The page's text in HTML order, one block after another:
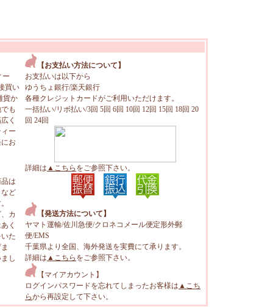
ー
買い
貨か
も
く
ー
お
は
ど
カ
く
た
し
【お支払い方法について】
お支払いは以下から
ゆうちょ銀行/楽天銀行
各種クレジットカードがご利用いただけます。
一括払い/リボ払い/3回 5回 6回 10回 12回 15回 18回 20
回 24回
詳細は ▲こちら をご参照下さい。
【発送方法について】
ヤマト運輸/佐川急便/クロネコメール便定形外郵
便/EMS
千葉県より全国、海外発送を実費にて承ります。
詳細は ▲こちら をご参照下さい。
【マイアカウント】
ログインパスワードを忘れてしまったお客様は ▲こち
らから再設定して下さい。